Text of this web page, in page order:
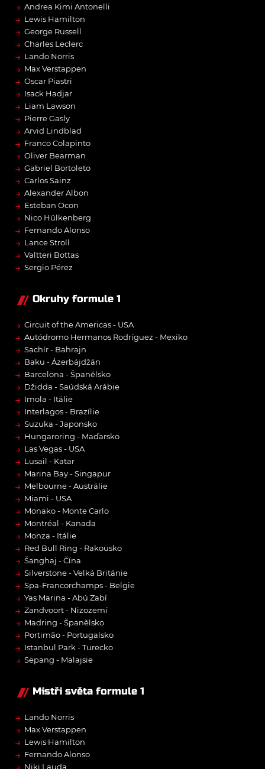
→ Andrea Kimi Antonelli
→ Lewis Hamilton
→ George Russell
→ Charles Leclerc
→ Lando Norris
→ Max Verstappen
→ Oscar Piastri
→ Isack Hadjar
→ Liam Lawson
→ Pierre Gasly
→ Arvid Lindblad
→ Franco Colapinto
→ Oliver Bearman
→ Gabriel Bortoleto
→ Carlos Sainz
→ Alexander Albon
→ Esteban Ocon
→ Nico Hülkenberg
→ Fernando Alonso
→ Lance Stroll
→ Valtteri Bottas
→ Sergio Pérez
Okruhy formule 1
→ Circuit of the Americas - USA
→ Autódromo Hermanos Rodríguez - Mexiko
→ Sachír - Bahrajn
→ Baku - Ázerbájdžán
→ Barcelona - Španělsko
→ Džidda - Saúdská Arábie
→ Imola - Itálie
→ Interlagos - Brazílie
→ Suzuka - Japonsko
→ Hungaroring - Maďarsko
→ Las Vegas - USA
→ Lusail - Katar
→ Marina Bay - Singapur
→ Melbourne - Austrálie
→ Miami - USA
→ Monako - Monte Carlo
→ Montréal - Kanada
→ Monza - Itálie
→ Red Bull Ring - Rakousko
→ Šanghaj - Čína
→ Silverstone - Velká Británie
→ Spa-Francorchamps - Belgie
→ Yas Marina - Abú Zabí
→ Zandvoort - Nizozemí
→ Madring - Španělsko
→ Portimão - Portugalsko
→ Istanbul Park - Turecko
→ Sepang - Malajsie
Mistři světa formule 1
→ Lando Norris
→ Max Verstappen
→ Lewis Hamilton
→ Fernando Alonso
Niki Lauda